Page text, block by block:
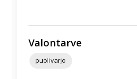
Valontarve
puolivarjo